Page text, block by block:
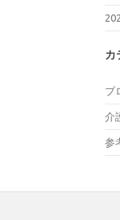
カ
ブ
介
参